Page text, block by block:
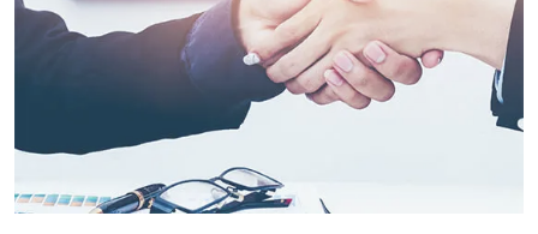
in) ab 05/2021
Alter Echos, Luxemburg (Book-in, Scan-in, Board-in) ab
CLL, Wemperhardt (Pay-in) ab 05/2021
Visé - Restaurant und Vinothek, Eupen (Book-in) ab 03/2021
Notermanns-Mertens SRL, Kettenis (Book-in) ab 2/2021